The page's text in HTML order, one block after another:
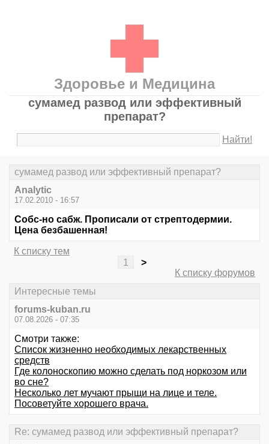
Здоровье и Медицина
сумамед развод или эффективный
препарат?
Найти!
сумамед развод или эффективный препарат?
Analytic
17.02.2010 - 16:57
Собс-но сабж. Прописали от стрептодермии.
Цена безбашенная!
К списку тем
1
>
К списку форумов
Интересные темы
forums-kuban.ru
07.08.2026 - 07:35
Смотри также:
Список жизненно необходимых лекарственных
средств
Где колоноскопию можно сделать под норкозом или
во сне?
Несколько лет мучают прыщи на лице и теле.
Посоветуйте хорошего врача.
Re: сумамед развод или эффективный препарат?